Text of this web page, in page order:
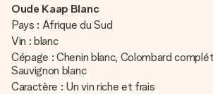
Oude Kaap Blanc
Pays : Afrique du Sud
Vin : blanc
Cépage : Chenin blanc, Colombard
Sauvignon blanc
Caractère : Un vin riche et frais